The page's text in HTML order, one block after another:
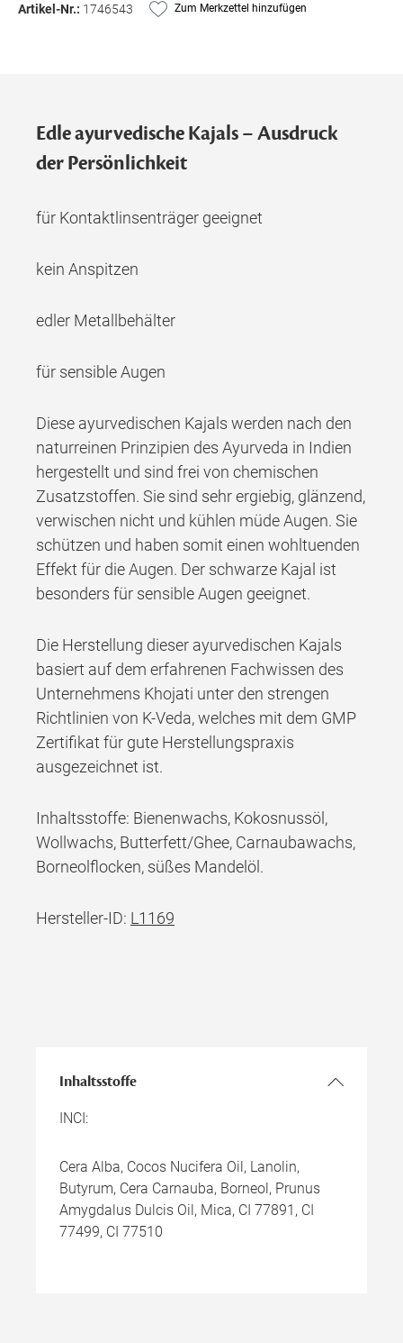
Artikel-Nr.: 1746543 Zum Merkzettel hinzufügen
Edle ayurvedische Kajals – Ausdruck
der Persönlichkeit
für Kontaktlinsenträger geeignet
kein Anspitzen
edler Metallbehälter
für sensible Augen
Diese ayurvedischen Kajals werden nach den
naturreinen Prinzipien des Ayurveda in Indien
hergestellt und sind frei von chemischen
Zusatzstoffen. Sie sind sehr ergiebig, glänzend,
verwischen nicht und kühlen müde Augen. Sie
schützen und haben somit einen wohltuenden
Effekt für die Augen. Der schwarze Kajal ist
besonders für sensible Augen geeignet.
Die Herstellung dieser ayurvedischen Kajals
basiert auf dem erfahrenen Fachwissen des
Unternehmens Khojati unter den strengen
Richtlinien von K-Veda, welches mit dem GMP
Zertifikat für gute Herstellungspraxis
ausgezeichnet ist.
Inhaltsstoffe: Bienenwachs, Kokosnussöl,
Wollwachs, Butterfett/Ghee, Carnaubawachs,
Borneolflocken, süßes Mandelöl.
Hersteller-ID: L1169
Inhaltsstoffe
INCI:
Cera Alba, Cocos Nucifera Oil, Lanolin,
Butyrum, Cera Carnauba, Borneol, Prunus
Amygdalus Dulcis Oil, Mica, CI 77891, CI
77499, CI 77510